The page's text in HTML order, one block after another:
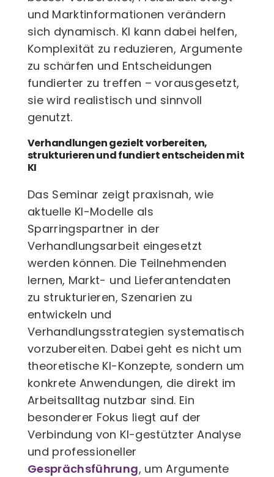
und Marktinformationen verändern
sich dynamisch. KI kann dabei helfen,
Komplexität zu reduzieren, Argumente
zu schärfen und Entscheidungen
fundierter zu treffen – vorausgesetzt,
sie wird realistisch und sinnvoll
genutzt.
Verhandlungen gezielt vorbereiten,
strukturieren und fundiert entscheiden mit
KI
Das Seminar zeigt praxisnah, wie
aktuelle KI-Modelle als
Sparringspartner in der
Verhandlungsarbeit eingesetzt
werden können. Die Teilnehmenden
lernen, Markt- und Lieferantendaten
zu strukturieren, Szenarien zu
entwickeln und
Verhandlungsstrategien systematisch
vorzubereiten. Dabei geht es nicht um
theoretische KI-Konzepte, sondern um
konkrete Anwendungen, die direkt im
Arbeitsalltag nutzbar sind. Ein
besonderer Fokus liegt auf der
Verbindung von KI-gestützter Analyse
und professioneller
Gesprächsführung, um Argumente